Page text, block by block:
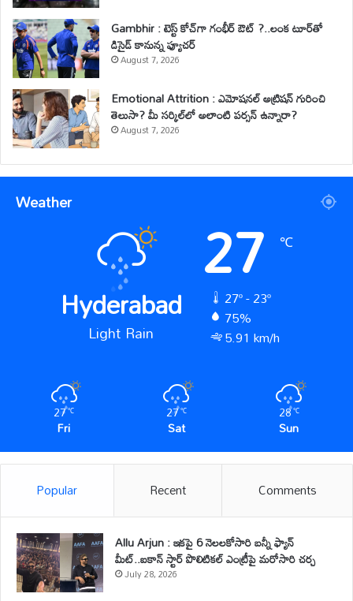
Gambhir : టెస్ట్ కోచ్‌గా గంభీర్ ఔట్ ?..లంక టూర్‌తో
డిసైడ్ కానున్న ఫ్యూచర్
August 7, 2026
Emotional Attrition : ఎమోషనల్ అట్రిషన్ గురించి
తెలుసా? మీ సర్కిల్‌లో అలాంటి పర్సన్ ఉన్నారా?
August 7, 2026
Weather
Hyderabad
Light Rain
27 ℃
27º - 23º
75%
5.91 km/h
27℃
Fri
27℃
Sat
28℃
Sun
Popular Recent Comments
Allu Arjun : ఇకపై 6 నెలలకోసారి బన్నీ ఫ్యాన్
మీట్..ఐకాన్ స్టార్ పొలిటికల్ ఎంట్రీపై మరోసారి చర్చ
July 28, 2026